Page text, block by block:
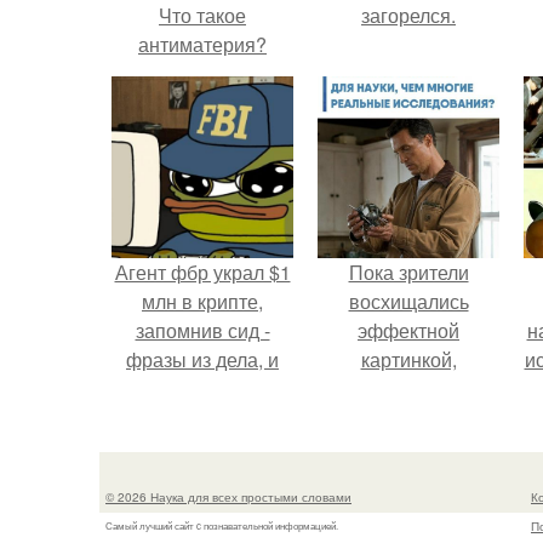
Что такое
антиматерия?
загорелся.
Агент фбр украл $1
млн в крипте,
запомнив сид -
фразы из дела, и
потратить.
Пока зрители
восхищались
эффектной
картинкой,
построили одну из
моделей чёрной
© 2026 Наука для всех простыми словами
Самый лучший сайт c познавательной информацией.